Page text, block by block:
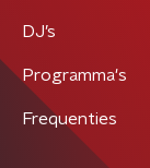
DJ’s
Programma's
Frequenties